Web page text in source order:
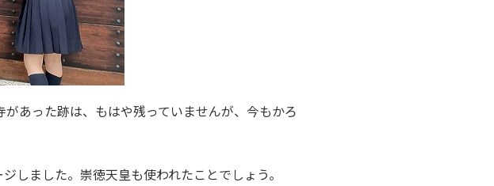
あった跡は、もはや残っていませんが、今もかろ
しました。崇徳天皇も使われたことでしょう。